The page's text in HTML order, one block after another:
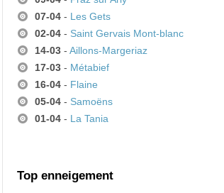
07-04 - Les Gets
02-04 - Saint Gervais Mont-blanc
14-03 - Aillons-Margeriaz
17-03 - Métabief
16-04 - Flaine
05-04 - Samoëns
01-04 - La Tania
Top enneigement